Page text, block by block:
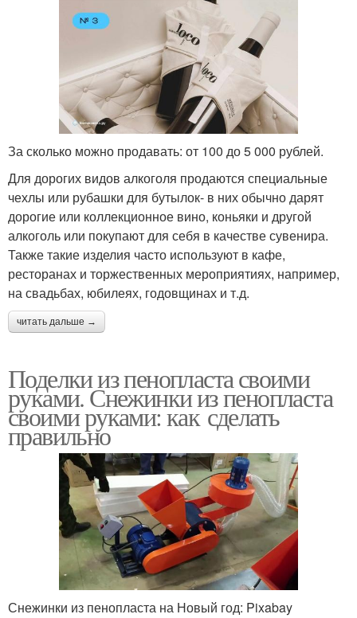
За сколько можно продавать: от 100 до 5 000 рублей.
Для дорогих видов алкоголя продаются специальные
чехлы или рубашки для бутылок- в них обычно дарят
дорогие или коллекционное вино, коньяки и другой
алкоголь или покупают для себя в качестве сувенира.
Также такие изделия часто используют в кафе,
ресторанах и торжественных мероприятиях, например,
на свадьбах, юбилеях, годовщинах и т.д.
читать дальше →
Поделки из пенопласта своими
руками. Снежинки из пенопласта
своими руками: как сделать
правильно
Снежинки из пенопласта на Новый год: Pixabay